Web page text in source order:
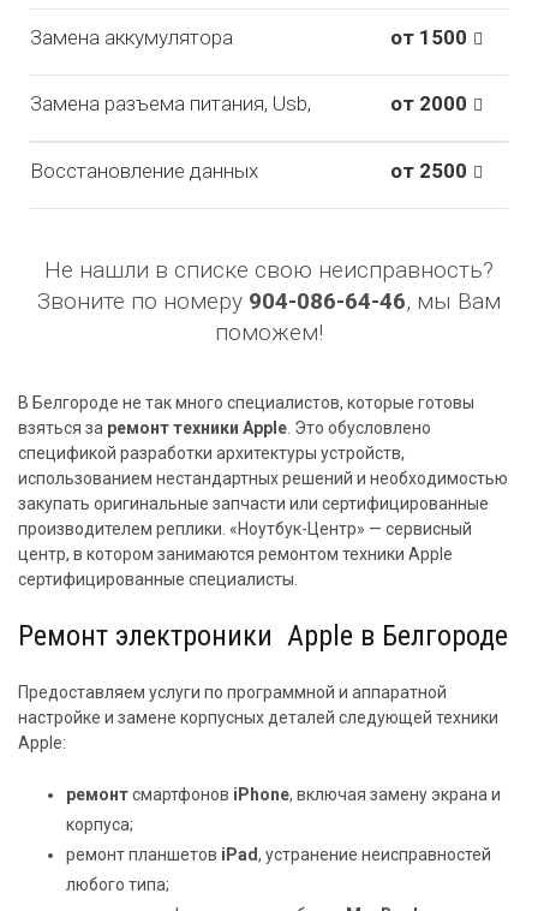
Замена аккумулятора от 1500
Замена разъема питания, Usb, и других разъемов
от 2000
Восстановление данных от 2500
Не нашли в списке свою неисправность?
Звоните по номеру 904-086-64-46, мы Вам
поможем!
В Белгороде не так много специалистов, которые готовы
взяться за ремонт техники Apple . Это обусловлено
спецификой разработки архитектуры устройств,
использованием нестандартных решений и необходимостью
закупать оригинальные запчасти или сертифицированные
производителем реплики. «Ноутбук-Центр» — сервисный
центр, в котором занимаются ремонтом техники Apple
сертифицированные специалисты.
Ремонт электроники Apple в Белгороде
Предоставляем услуги по программной и аппаратной
настройке и замене корпусных деталей следующей техники
Apple:
ремонтсмартфонов iPhone, включая замену экрана и
корпуса;
ремонт планшетов iPad, устранение неисправностей
любого типа;